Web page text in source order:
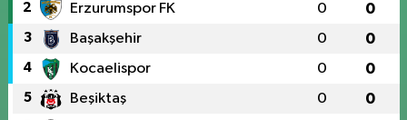
2 Erzurumspor FK 0 0
3 Başakşehir 0 0
4 Kocaelispor 0 0
5 Beşiktaş 0 0